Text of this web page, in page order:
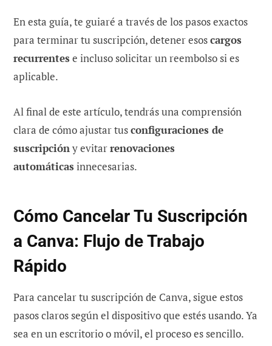
En esta guía, te guiaré a través de los pasos exactos
para terminar tu suscripción, detener esoscargos
recurrentes e incluso solicitar un reembolso si es
aplicable.
Al final de este artículo, tendrás una comprensión
clara de cómo ajustar tusconfiguraciones de
suscripcióny evitarrenovaciones
automáticas innecesarias.
Cómo Cancelar Tu Suscripción
a Canva: Flujo de Trabajo
Rápido
Para cancelar tu suscripción de Canva, sigue estos
pasos claros según el dispositivo que estés usando. Ya
sea en un escritorio o móvil, el proceso es sencillo.